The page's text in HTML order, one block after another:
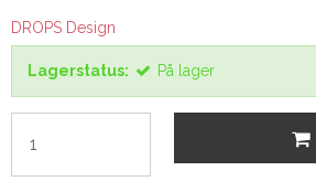
DROPS Design
Lagerstatus: På lager